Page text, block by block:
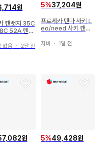
원
캔뱃지 35C
52A 텐마
없음 ・ 2달 전
5%37,204원
프로세카 텐마 사키 L
eo/need 사키 캔뱃
레오니
지바 ・ 1달 전
원 5%49,428원